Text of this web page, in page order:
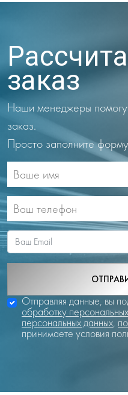
заказ
Наши менеджеры
заказ.
Просто заполните
Отправляя данные, вы
обработку
персональных данных,
принимаете условия